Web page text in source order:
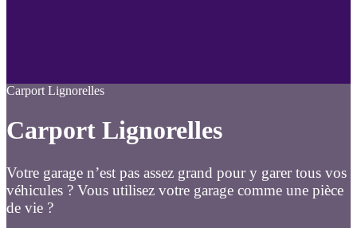
Carport Lignorelles
Carport Lignorelles
Votre garage n’est pas assez grand pour y garer tous vos
véhicules ? Vous utilisez votre garage comme une pièce
de vie ?